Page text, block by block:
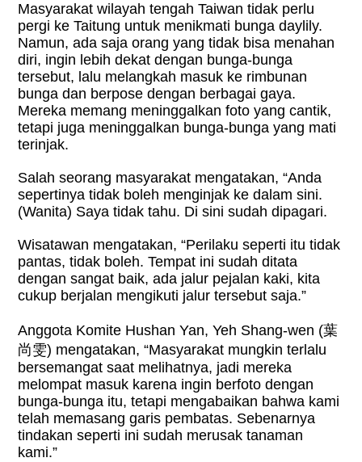
Masyarakat wilayah tengah Taiwan tidak perlu
pergi ke Taitung untuk menikmati bunga daylily.
Namun, ada saja orang yang tidak bisa menahan
diri, ingin lebih dekat dengan bunga-bunga
tersebut, lalu melangkah masuk ke rimbunan
bunga dan berpose dengan berbagai gaya.
Mereka memang meninggalkan foto yang cantik,
tetapi juga meninggalkan bunga-bunga yang mati
terinjak.
Salah seorang masyarakat mengatakan, “Anda
sepertinya tidak boleh menginjak ke dalam sini.
(Wanita) Saya tidak tahu. Di sini sudah dipagari.
Wisatawan mengatakan, “Perilaku seperti itu tidak
pantas, tidak boleh. Tempat ini sudah ditata
dengan sangat baik, ada jalur pejalan kaki, kita
cukup berjalan mengikuti jalur tersebut saja.”
Anggota Komite Hushan Yan, Yeh Shang-wen (葉
尚雯) mengatakan, “Masyarakat mungkin terlalu
bersemangat saat melihatnya, jadi mereka
melompat masuk karena ingin berfoto dengan
bunga-bunga itu, tetapi mengabaikan bahwa kami
telah memasang garis pembatas. Sebenarnya
tindakan seperti ini sudah merusak tanaman
kami.”